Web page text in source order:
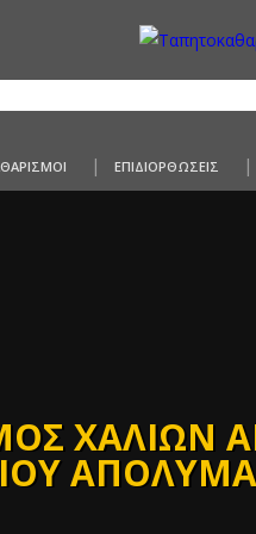
ΧΑΛΙΩΝ
ΕΠΙΔΙΟΡΘΩΣΕΙΣ